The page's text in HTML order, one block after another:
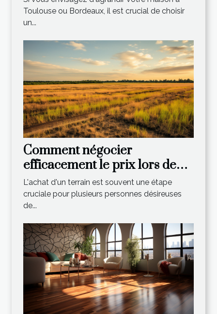
Bordeaux
Toulouse ou Bordeaux, il est crucial de choisir
un...
Comment négocier
efficacement le prix lors de
l'achat d'un terrain?
L'achat d'un terrain est souvent une étape
cruciale pour plusieurs personnes désireuses
de...